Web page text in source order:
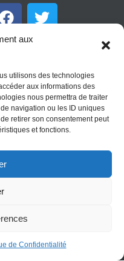
aux
utilisons des technologies
aux informations des
nous permettra de traiter
navigation ou les ID uniques
retirer son consentement peut
et fonctions.
de Confidentialité
F
a
c
b
o
o
k
T
w
t
e
r